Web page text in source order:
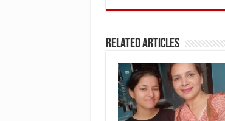
ce
o
o
k
it
r
at
A
p
p
Related Articles